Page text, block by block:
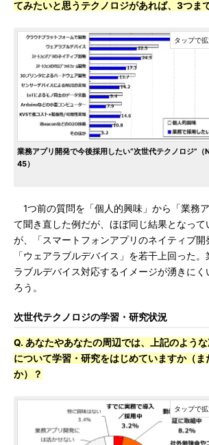
てみたいと思うテクノロジがあれば、3つま
業務アプリ開発で今後採用したい“次世代テクノロジ”（
45）
1つ前の質問を「個人的興味」から「業務
て聞き直した例だが、ほぼ同じ結果となっ
が、「スマートフォンアプリのネイティブ開
「ウェアラブルデバイス」を若干上回った
ラブルデバイス対応するイメージが湧きに
ろう。
次世代テクノロジの学習・研究状況
Q. あなたやあなたの周辺では、上記のよう
について学習・研究をはじめていますか（
か）？